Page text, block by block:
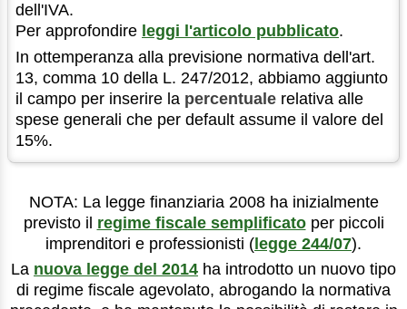
dell'IVA.
Per approfondire leggi l'articolo pubblicato.
In ottemperanza alla previsione normativa dell'art.
13, comma 10 della L. 247/2012, abbiamo aggiunto
il campo per inserire la percentuale relativa alle
spese generali che per default assume il valore del
15%.
NOTA: La legge finanziaria 2008 ha inizialmente
previsto il regime fiscale semplificatoper piccoli
imprenditori e professionisti (legge 244/07).
La nuova legge del 2014 ha introdotto un nuovo tipo
di regime fiscale agevolato, abrogando la normativa